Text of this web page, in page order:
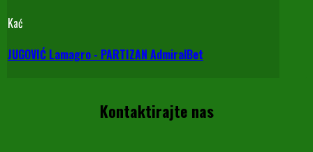
Kać
JUGOVIĆ Lamagro - PARTIZAN AdmiralBet
Kontaktirajte nas